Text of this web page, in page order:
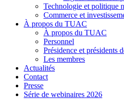
Technologie et politique
Commerce et
À propos du TUAC
À propos du TUAC
Personnel
Présidence et présidents
Les membres
Actualités
Contact
Presse
Série de webinaires 2026